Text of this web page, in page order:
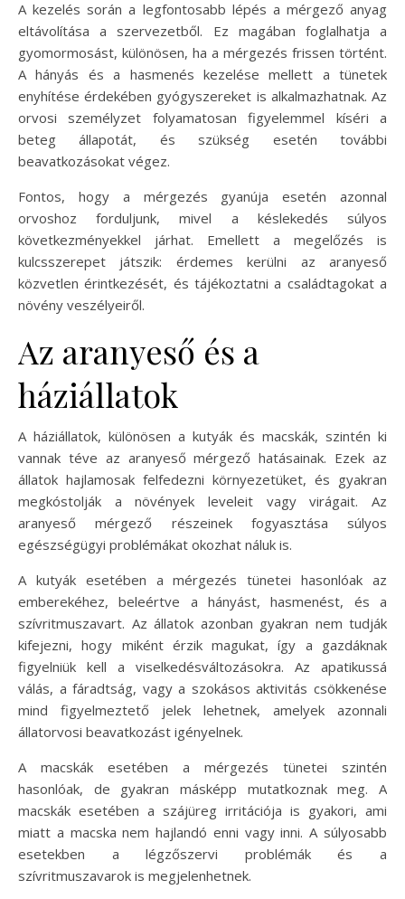
A kezelés során a legfontosabb lépés a mérgező anyag
eltávolítása a szervezetből. Ez magában foglalhatja a
gyomormosást, különösen, ha a mérgezés frissen történt.
A hányás és a hasmenés kezelése mellett a tünetek
enyhítése érdekében gyógyszereket is alkalmazhatnak. Az
orvosi személyzet folyamatosan figyelemmel kíséri a
beteg állapotát, és szükség esetén további
beavatkozásokat végez.
Fontos, hogy a mérgezés gyanúja esetén azonnal
orvoshoz forduljunk, mivel a késlekedés súlyos
következményekkel járhat. Emellett a megelőzés is
kulcsszerepet játszik: érdemes kerülni az aranyeső
közvetlen érintkezését, és tájékoztatni a családtagokat a
növény veszélyeiről.
Az aranyeső és a
háziállatok
A háziállatok, különösen a kutyák és macskák, szintén ki
vannak téve az aranyeső mérgező hatásainak. Ezek az
állatok hajlamosak felfedezni környezetüket, és gyakran
megkóstolják a növények leveleit vagy virágait. Az
aranyeső mérgező részeinek fogyasztása súlyos
egészségügyi problémákat okozhat náluk is.
A kutyák esetében a mérgezés tünetei hasonlóak az
emberekéhez, beleértve a hányást, hasmenést, és a
szívritmuszavart. Az állatok azonban gyakran nem tudják
kifejezni, hogy miként érzik magukat, így a gazdáknak
figyelniük kell a viselkedésváltozásokra. Az apatikussá
válás, a fáradtság, vagy a szokásos aktivitás csökkenése
mind figyelmeztető jelek lehetnek, amelyek azonnali
állatorvosi beavatkozást igényelnek.
A macskák esetében a mérgezés tünetei szintén
hasonlóak, de gyakran másképp mutatkoznak meg. A
macskák esetében a szájüreg irritációja is gyakori, ami
miatt a macska nem hajlandó enni vagy inni. A súlyosabb
esetekben a légzőszervi problémák és a
szívritmuszavarok is megjelenhetnek.